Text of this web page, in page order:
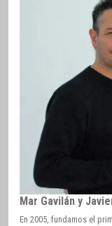
Mar Gavilán y
En 2005, fundamos el